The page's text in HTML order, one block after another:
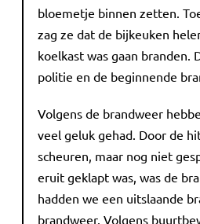
bloemetje binnen zetten.
zag ze dat de bijkeuken
koelkast was gaan branden.
politie en de beginnende
Volgens de brandweer
veel geluk gehad. Door de
scheuren, maar nog niet
eruit geklapt was, was de
hadden we een uitslaande
brandweer. Volgens